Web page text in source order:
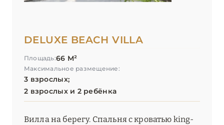
DELUXE BEACH VILLA
Площадь:66 М²
Максимальное размещение:
3 взрослых;
2 взрослых и 2 ребёнка
Вилла на берегу. Спальня с кроватью king-